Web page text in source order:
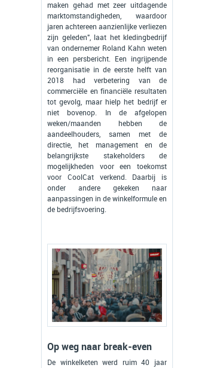
maken gehad met zeer uitdagende
marktomstandigheden, waardoor
jaren achtereen aanzienlijke verliezen
zijn geleden", laat het kledingbedrijf
van ondernemer Roland Kahn weten
in een persbericht. Een ingrijpende
reorganisatie in de eerste helft van
2018 had verbetering van de
commerciële en financiële resultaten
tot gevolg, maar hielp het bedrijf er
niet bovenop. In de afgelopen
weken/maanden hebben de
aandeelhouders, samen met de
directie, het management en de
belangrijkste stakeholders de
mogelijkheden voor een toekomst
voor CoolCat verkend. Daarbij is
onder andere gekeken naar
aanpassingen in de winkelformule en
de bedrijfsvoering.
Op weg naar break-even
De winkelketen werd ruim 40 jaar